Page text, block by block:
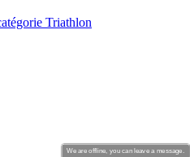
Triathlon
We are offline, you can leave a message.